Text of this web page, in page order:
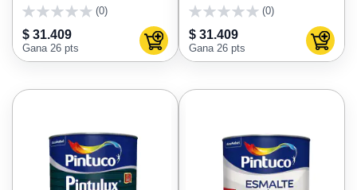
(0)
$ 31.409
Gana 26 pts Agregar al carrito
(0)
$ 31.409
Gana 26 pts